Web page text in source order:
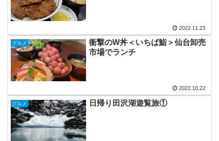
2022.11.23
グルメ
衝撃のW丼＜いちば鮨＞仙台卸売
市場でランチ
2022.10.22
グルメ 日帰り田沢湖遊覧旅①